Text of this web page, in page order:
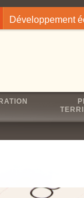
Développement